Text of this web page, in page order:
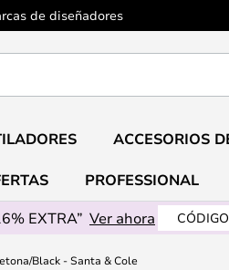
de diseñadores
ACCESORIOS
PROFESSIONAL
EXTRA” Ver ahora
Black - Santa & Cole